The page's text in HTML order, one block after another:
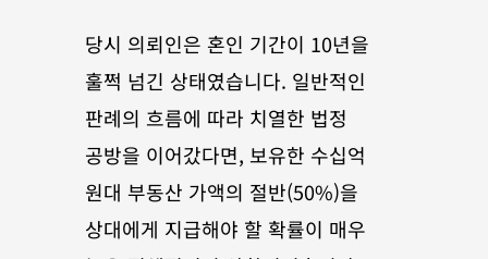
당시 의뢰인은 혼인 기간이 10년을
훌쩍 넘긴 상태였습니다. 일반적인
판례의 흐름에 따라 치열한 법정
공방을 이어갔다면, 보유한 수십억
원대 부동산 가액의 절반(50%)을
상대에게 지급해야 할 확률이 매우